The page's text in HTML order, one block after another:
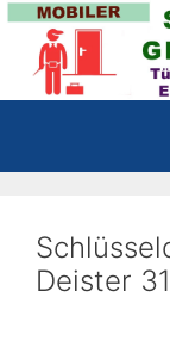
Zum
Inhalt
springen
Deister